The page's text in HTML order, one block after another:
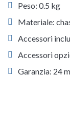
Peso: 0.5 kg
Materiale:
Accessori
Accessori
Garanzia: 24